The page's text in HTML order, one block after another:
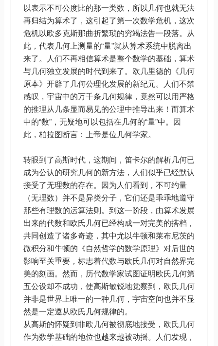
以表示不可公度比的那一类数，所以几何也就无法
再归结为算术了，这引起了第一次数学危机，这次
危机以欧多克斯那曲折繁琐的穷竭法告一段落。从
此，代表几何上测量的“量”就从算术系统中脱离出
来了。人们不再相信算术是整个数学的基础，算术
与几何独立发展的时代到来了。欧几里德的《几何
原本》开辟了几何公理化发展的新纪元。人们不禁
感叹，宇宙中的万千条几何规律，竟然可以用严格
的推理从几条显而易见的公理中推导出来！而算术
中的“数”，无疑地可以包括在几何的“量”中。因
此，柏拉图断言：上帝是位几何学家。
转眼到了高斯时代，这期间，笛卡尔的解析几何已
成为公认的研究几何的新方法，人们似乎已经默认
接受了无理数的存在。因为人们看到，不可约量
（无理数）并不是异类分子，它们还是乖乖地遵守
那些有理数的运算法则。到这一阶段，由算术发展
出来的代数和欧氏几何已经构成一对完美的搭档，
共同创造了诸多奇迹，其中尤以牛顿和莱布尼茨的
微积分和牛顿的《自然哲学的数学原理》对后世的
影响至关重要，标志着代数与欧氏几何对自然界完
美的刻画。然而，历代数学家试图证明欧氏几何第
五公设却不成功，使高斯敏锐地觉察到，欧氏几何
并非是世界上唯一的一种几何，宇宙空间也并不显
然是一定遵从欧氏几何规律的。
从高斯的怀疑到非欧几何被彻底地接受，欧氏几何
作为数学基础的地位也越来越被动摇。人们发现，